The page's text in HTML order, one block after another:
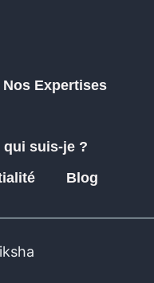
Nos Expertises
suis-je ?
Blog